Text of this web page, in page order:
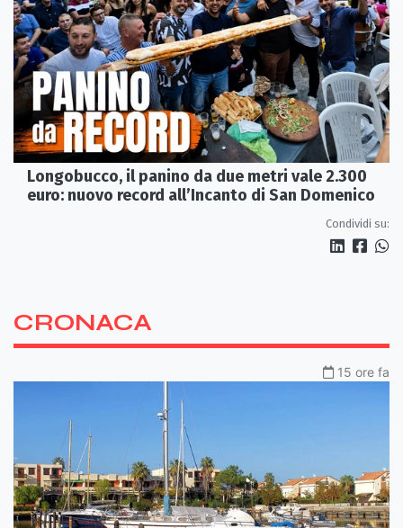
Longobucco, il panino da due metri vale 2.300
euro: nuovo record all’Incanto di San Domenico
Condividi su:
CRONACA
15 ore fa